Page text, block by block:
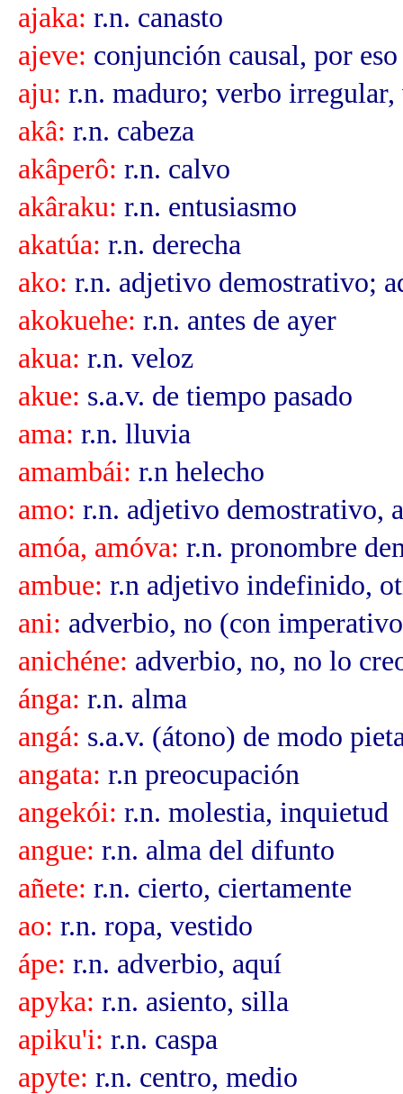
ajaka: r.n. canasto
ajeve: conjunción causal, por eso
aju: r.n. maduro; verbo irregular,
akâ: r.n. cabeza
akâperô: r.n. calvo
akâraku: r.n. entusiasmo
akatúa: r.n. derecha
ako: r.n. adjetivo demostrativo;
akokuehe: r.n. antes de ayer
akua: r.n. veloz
akue: s.a.v. de tiempo pasado
ama: r.n. lluvia
amambái: r.n helecho
amo: r.n. adjetivo demostrativo,
amóa, amóva: r.n. pronombre
ambue: r.n adjetivo indefinido,
ani: adverbio, no (con
anichéne: adverbio, no, no lo
ánga: r.n. alma
angá: s.a.v. (átono) de modo
angata: r.n preocupación
angekói: r.n. molestia, inquietud
angue: r.n. alma del difunto
añete: r.n. cierto, ciertamente
ao: r.n. ropa, vestido
ápe: r.n. adverbio, aquí
apyka: r.n. asiento, silla
apiku'i: r.n. caspa
apyte: r.n. centro, medio